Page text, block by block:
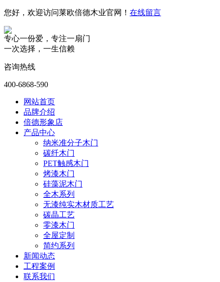
您好，欢迎访问莱欧倍德木业官网！ 在线留言
专心一份爱，专注一扇门
一次选择，一生信赖
咨询热线
400-6868-590
网站首页
品牌介绍
倍德形象店
产品中心
纳米准分子木门
碳纤木门
PET触感木门
烤漆木门
硅藻泥木门
全木系列
无漆纯实木材质工艺
碳晶工艺
零漆木门
全屋定制
简约系列
新闻动态
工程案例
联系我们